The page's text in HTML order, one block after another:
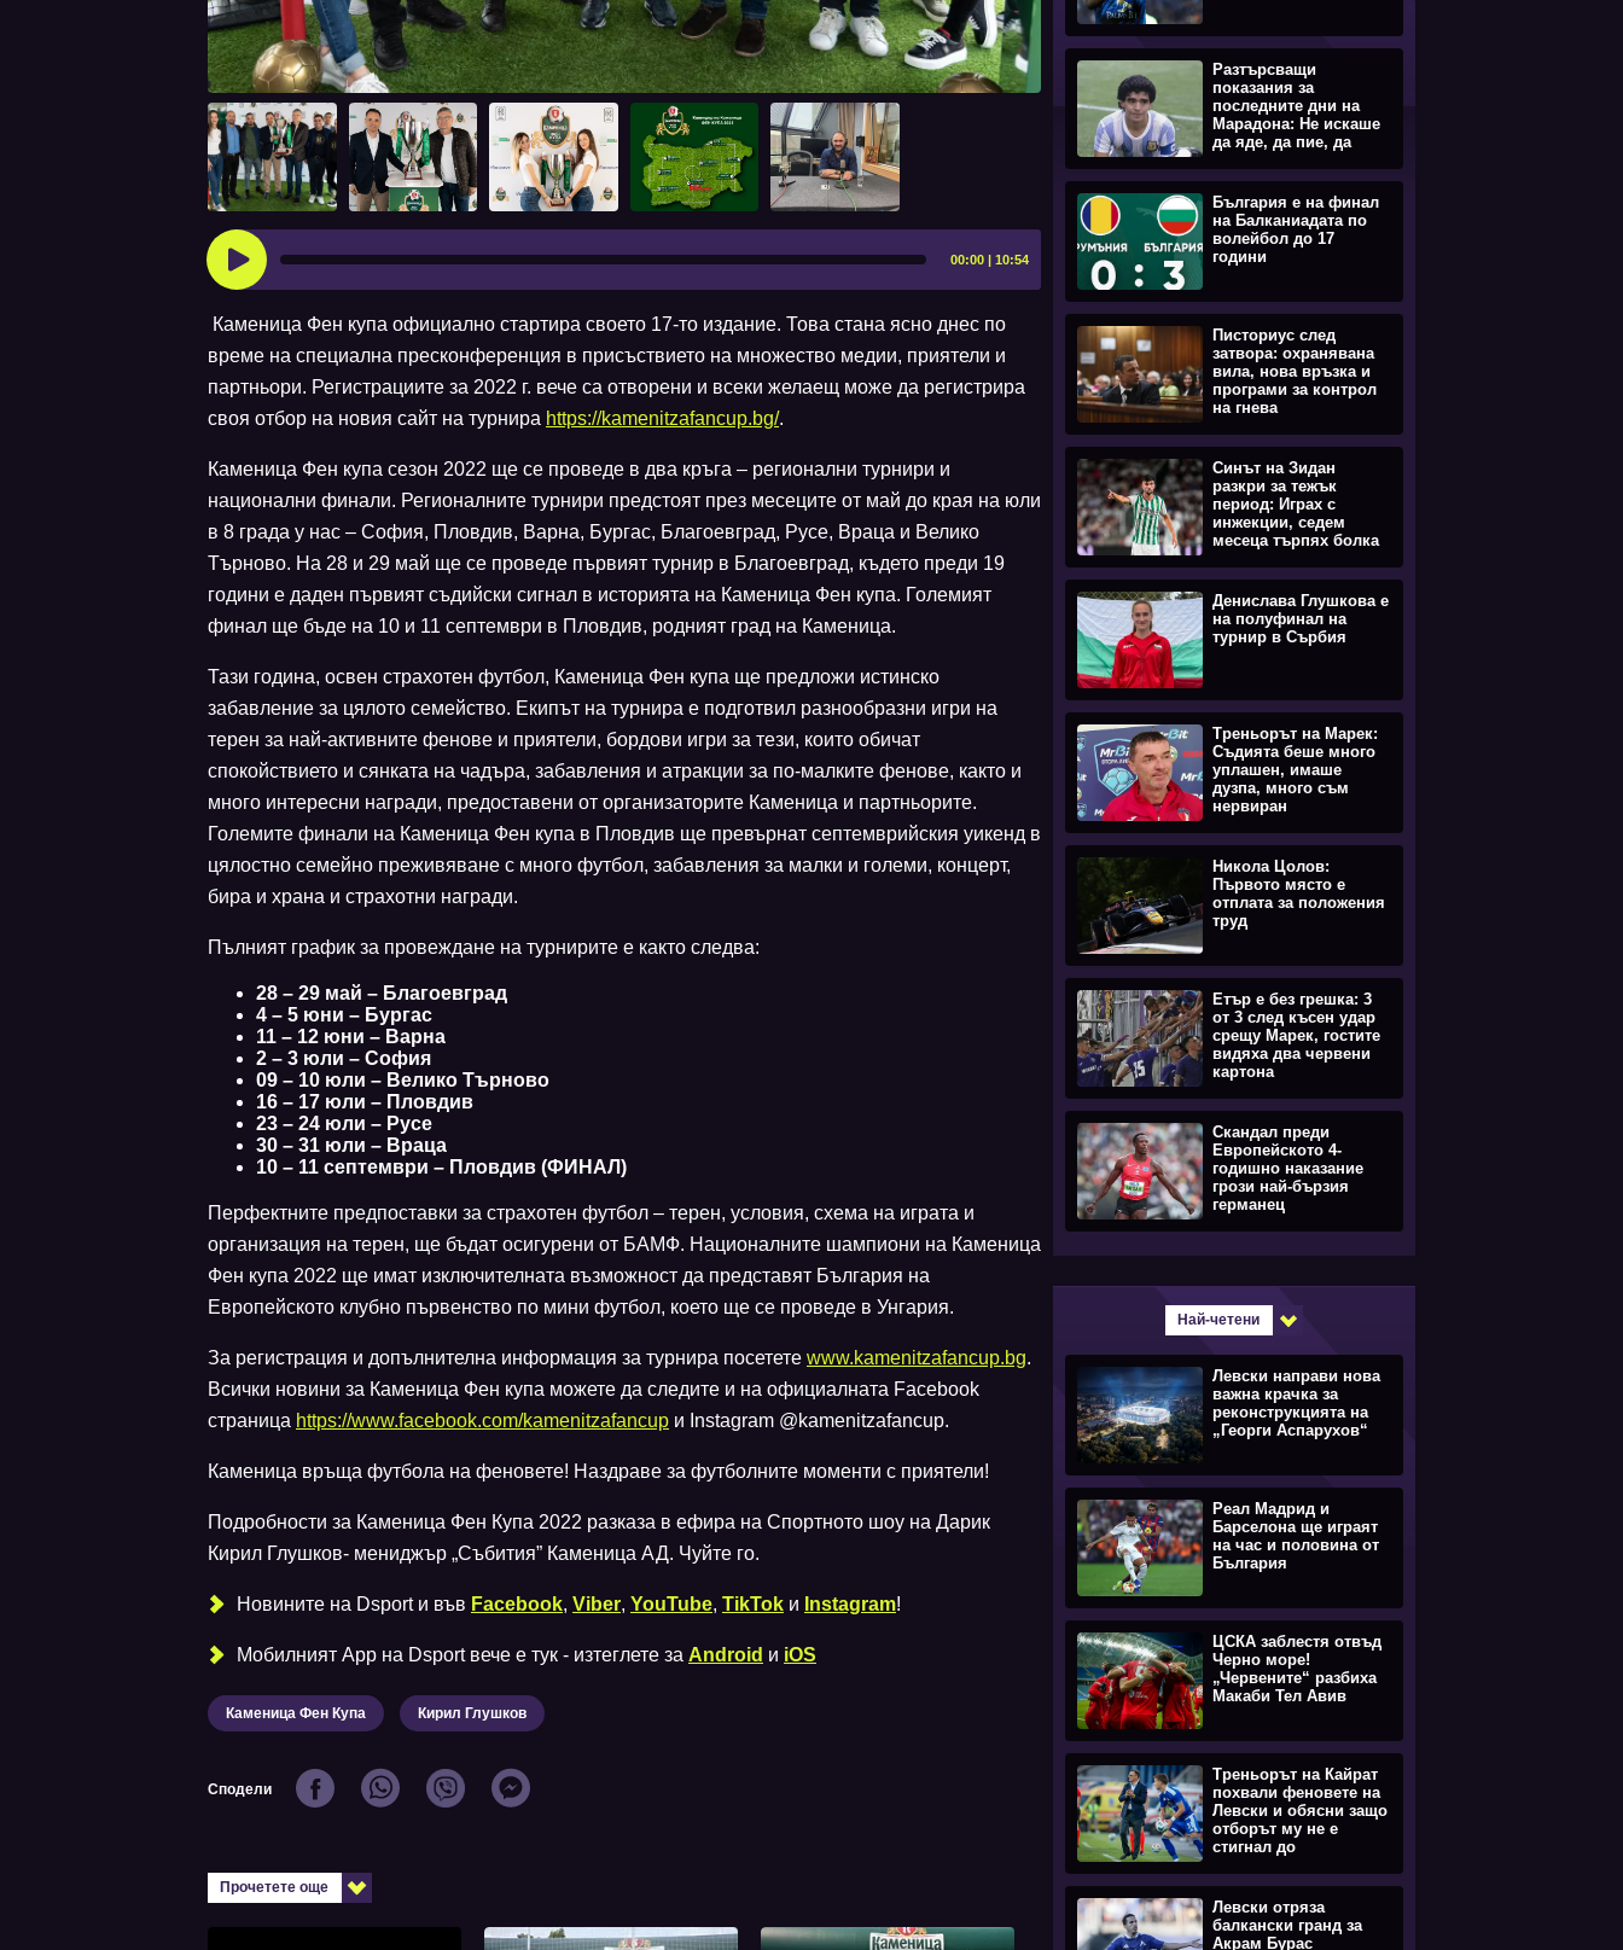
00:00 | 10:54
Каменица Фен купа официално стартира своето 17-то издание. Това стана ясно днес по
време на специална пресконференция в присъствието на множество медии, приятели и
партньори. Регистрациите за 2022 г. вече са отворени и всеки желаещ може да регистрира
своя отбор на новия сайт на турнира https://kamenitzafancup.bg/.
Каменица Фен купа сезон 2022 ще се проведе в два кръга – регионални турнири и
национални финали. Регионалните турнири предстоят през месеците от май до края на юли
в 8 града у нас – София, Пловдив, Варна, Бургас, Благоевград, Русе, Враца и Велико
Търново. На 28 и 29 май ще се проведе първият турнир в Благоевград, където преди 19
години е даден първият съдийски сигнал в историята на Каменица Фен купа. Големият
финал ще бъде на 10 и 11 септември в Пловдив, родният град на Каменица.
Тази година, освен страхотен футбол, Каменица Фен купа ще предложи истинско
забавление за цялото семейство. Екипът на турнира е подготвил разнообразни игри на
терен за най-активните фенове и приятели, бордови игри за тези, които обичат
спокойствието и сянката на чадъра, забавления и атракции за по-малките фенове, както и
много интересни награди, предоставени от организаторите Каменица и партньорите.
Големите финали на Каменица Фен купа в Пловдив ще превърнат септемврийския уикенд в
цялостно семейно преживяване с много футбол, забавления за малки и големи, концерт,
бира и храна и страхотни награди.
Пълният график за провеждане на турнирите е както следва:
28 – 29 май – Благоевград
4 – 5 юни – Бургас
11 – 12 юни – Варна
2 – 3 юли – София
09 – 10 юли – Велико Търново
16 – 17 юли – Пловдив
23 – 24 юли – Русе
30 – 31 юли – Враца
10 – 11 септември – Пловдив (ФИНАЛ)
Перфектните предпоставки за страхотен футбол – терен, условия, схема на играта и
организация на терен, ще бъдат осигурени от БАМФ. Националните шампиони на Каменица
Фен купа 2022 ще имат изключителната възможност да представят България на
Европейското клубно първенство по мини футбол, което ще се проведе в Унгария.
За регистрация и допълнителна информация за турнира посетете www.kamenitzafancup.bg.
Всички новини за Каменица Фен купа можете да следите и на официалната Facebook
страница https://www.facebook.com/kamenitzafancup и Instagram @kamenitzafancup.
Каменица връща футбола на феновете! Наздраве за футболните моменти с приятели!
Подробности за Каменица Фен Купа 2022 разказа в ефира на Спортното шоу на Дарик
Кирил Глушков- мениджър „Събития” Каменица АД. Чуйте го.
Новините на Dsport и във Facebook, Viber, YouTube, TikTok и Instagram!
Мобилният Аpp на Dsport вече е тук - изтеглете за Android и iOS
Каменица Фен Купа Кирил Глушков
Сподели
Прочетете още
Разтърсващи
показания за
последните дни на
Марадона: Не искаше
да яде, да пие, да
България е на финал
на Балканиадата по
волейбол до 17
години
Писториус след
затвора: охранявана
вила, нова връзка и
програми за контрол
на гнева
Синът на Зидан
разкри за тежък
период: Играх с
инжекции, седем
месеца търпях болка
Денислава Глушкова е
на полуфинал на
турнир в Сърбия
Треньорът на Марек:
Съдията беше много
уплашен, имаше
дузпа, много съм
нервиран
Никола Цолов:
Първото място е
отплата за положения
труд
Етър е без грешка: 3
от 3 след късен удар
срещу Марек, гостите
видяха два червени
картона
Скандал преди
Европейското 4-
годишно наказание
грози най-бързия
германец
Най-четени
Левски направи нова
важна крачка за
реконструкцията на
„Георги Аспарухов“
Реал Мадрид и
Барселона ще играят
на час и половина от
България
ЦСКА заблестя отвъд
Черно море!
„Червените“ разбиха
Макаби Тел Авив
Треньорът на Кайрат
похвали феновете на
Левски и обясни защо
отборът му не е
стигнал до
Левски отряза
балкански гранд за
Акрам Бурас